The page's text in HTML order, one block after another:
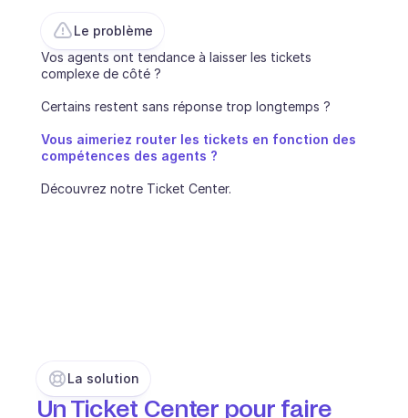
Ecommerce
Éducation
Fintech
Assurance
Logistique
Service publics
La solution
Un Ticket Center pour faire
Le problème
Vos agents ont tendance à laisser les tickets
complexe de côté ?
Certains restent sans réponse trop longtemps ?
Vous aimeriez router les tickets en fonction des
compétences des agents ?
Découvrez notre Ticket Center.